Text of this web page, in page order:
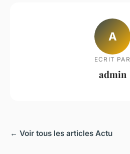
A
ECRIT PAR
admin
← Voir tous les articles Actu